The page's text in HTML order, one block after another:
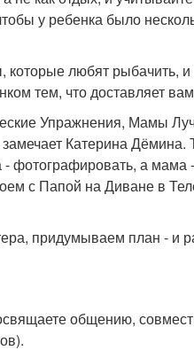
у ребенка было
любят рыбачить,
тем, что доставляет
Упражнения, Мамы
Катерина Дёмина.
фотографировать, а мама
с Папой на Диване в
придумываем план - и
общению,